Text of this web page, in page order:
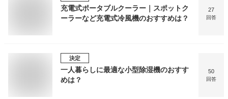
充電式ポータブルクーラー｜スポットク
ーラーなど充電式冷風機のおすすめは？
27
回答
決定
一人暮らしに最適な小型除湿機のおすす
めは？
50
回答